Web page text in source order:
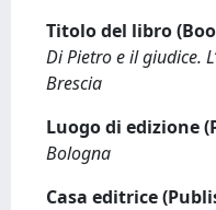
Titolo del libro
Di Pietro e il giudice.
Brescia
Luogo di edizione
Bologna
Casa editrice